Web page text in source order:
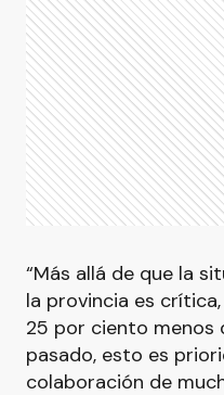
“Más allá de que la
la provincia es
25 por ciento menos
pasado, esto es
colaboración de